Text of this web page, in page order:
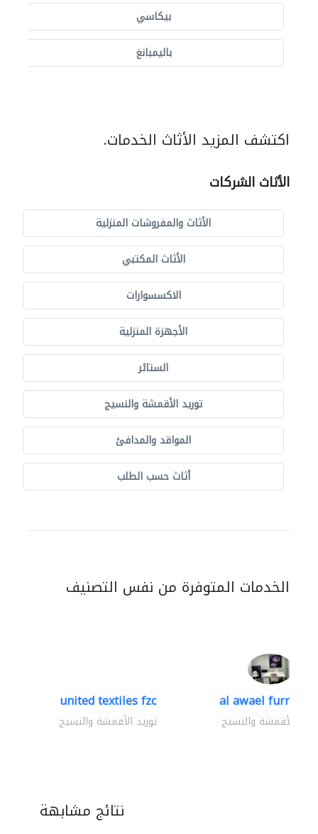
بيكاسي
باليمبانغ
اكتشف المزيد الأثاث الخدمات.
الأثاث الشركات
الأثاث والمفروشات المنزلية
الأثاث المكتبي
الاكسسوارات
الأجهزة المنزلية
الستائر
توريد الأقمشة والنسيج
المواقد والمدافئ
أثاث حسب الطلب
الخدمات المتوفرة من نفس التصنيف
united textiles fzc
توريد الأقمشة والنسيج
al awael
الأقمشة والنسيج
نتائج مشابهة